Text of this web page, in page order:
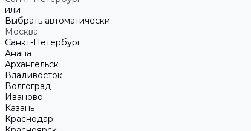
или
Выбрать автоматически
Москва
Санкт-Петербург
Анапа
Архангельск
Владивосток
Волгоград
Иваново
Казань
Краснодар